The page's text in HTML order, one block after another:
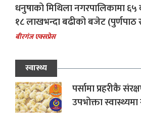
धनुषाको मिथिला नगरपालिकामा ६५
१८ लाखभन्दा बढीको बजेट (पुर्णपाठ
बीरगंज एक्सप्रेस
स्वास्थ्य
पर्सामा प्रहरीकै
उपभोक्ता